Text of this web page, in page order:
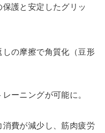
護と安定したグリッ
の摩擦で角質化（豆形
ーニングが可能に。
費が減少し、筋肉疲労